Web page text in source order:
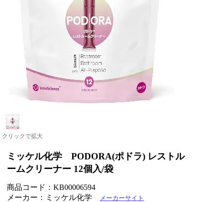
クリックで拡大
ミッケル化学 PODORA(ポドラ) レストル
ームクリーナー 12個入/袋
商品コード：KB00006594
メーカー：ミッケル化学
メーカーサイト